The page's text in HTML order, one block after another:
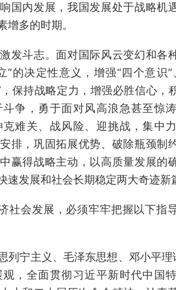
国内发展，我国发展处于战略机
增多的时期。
发斗志。面对国际风云变幻和各
”的决定性意义，增强“四个意识”
，保持战略定力，增强必胜信心，
争，勇于面对风高浪急甚至惊
难关、战风险、迎挑战，集中
排，巩固拓展优势、破除瓶颈制
赢得战略主动，以高质量发展的
速发展和社会长期稳定两大奇迹新
社会发展，必须牢牢把握以下指
列宁主义、毛泽东思想、邓小平理
，全面贯彻习近平新时代中国